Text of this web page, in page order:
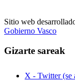
Sitio web
Gobierno Vasco
Gizarte sareak
X - Twitter (se